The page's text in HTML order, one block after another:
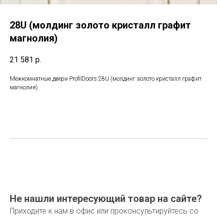
28U (молдинг золото кристалл графит
магнолия)
21 581 р.
Межкомнатные двери ProfilDoors 28U (молдинг золото кристалл графит
магнолия)
Не нашли интересующий товар на сайте?
Приходите к нам в офис или проконсультируйтесь со